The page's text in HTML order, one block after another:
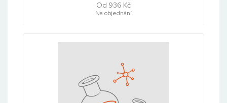
Od 936 Kč
Na objednání